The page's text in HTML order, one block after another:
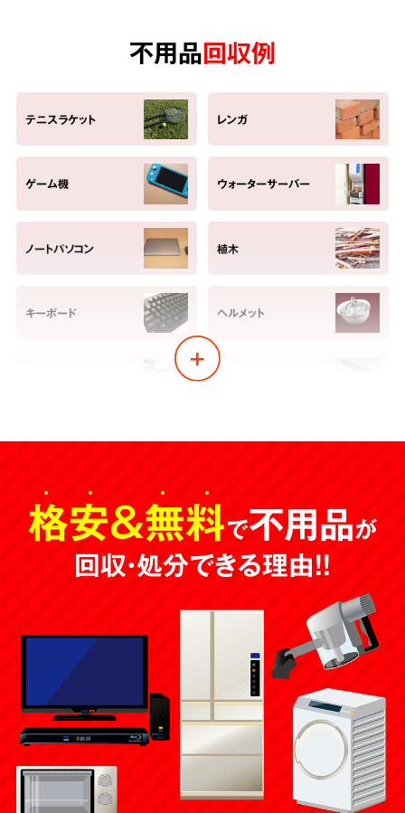
不用品回収例
テニスラケット レンガ
ゲーム機 ウォーターサーバー
ノートパソコン 植木
キーボード ヘルメット
ヘッドホン ベビーカー
金庫 すのこ
コーヒーメーカー アルバム
畳
ライター 鏡
水槽 ファンヒーター
格安＆無料で不用品が
回収・処分できる理由！！